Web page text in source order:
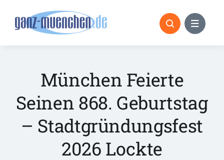
München Feierte
Seinen 868. Geburtstag
– Stadtgründungsfest
2026 Lockte